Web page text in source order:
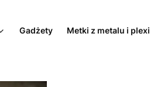
Gadżety Metki z metalu i plexi